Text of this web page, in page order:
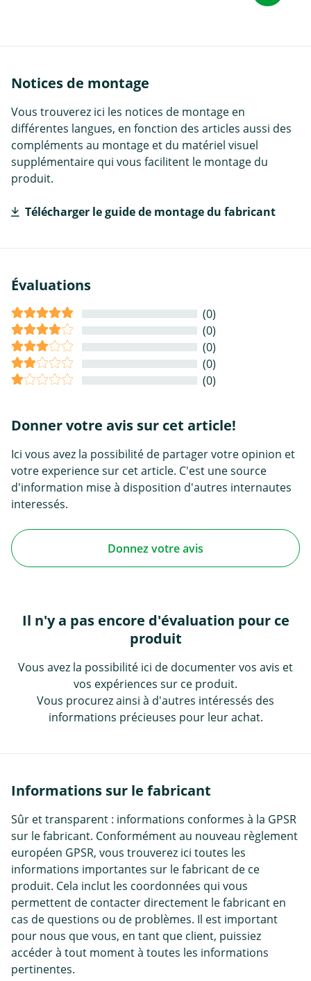
Notices de montage
Vous trouverez ici les notices de montage en
différentes langues, en fonction des articles aussi des
compléments au montage et du matériel visuel
supplémentaire qui vous facilitent le montage du
produit.
Télécharger le guide de montage du fabricant
Évaluations
(0)
(0)
(0)
(0)
(0)
Donner votre avis sur cet article!
Ici vous avez la possibilité de partager votre opinion et
votre experience sur cet article. C'est une source
d'information mise à disposition d'autres internautes
interessés.
Donnez votre avis
Il n'y a pas encore d'évaluation pour ce
produit
Vous avez la possibilité ici de documenter vos avis et
vos expériences sur ce produit.
Vous procurez ainsi à d'autres intéressés des
informations précieuses pour leur achat.
Informations sur le fabricant
Sûr et transparent : informations conformes à la GPSR
sur le fabricant. Conformément au nouveau règlement
européen GPSR, vous trouverez ici toutes les
informations importantes sur le fabricant de ce
produit. Cela inclut les coordonnées qui vous
permettent de contacter directement le fabricant en
cas de questions ou de problèmes. Il est important
pour nous que vous, en tant que client, puissiez
accéder à tout moment à toutes les informations
pertinentes.